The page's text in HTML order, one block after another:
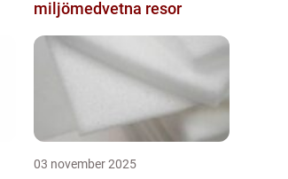
miljömedvetna resor
03 november 2025